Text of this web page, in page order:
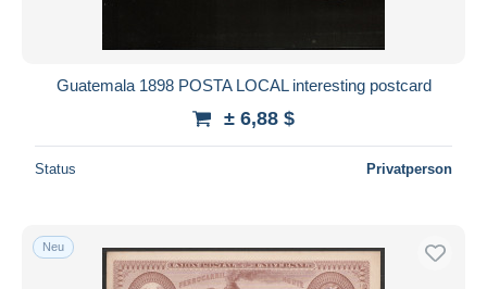
Wohnsitz des Verkäufers
Guatemala 1898 POSTA LOCAL interesting postcard
± 6,88 $
Status Privatperson
Neu